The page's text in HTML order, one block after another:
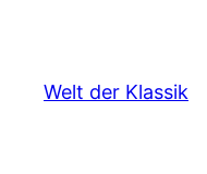
springen
Welt der Klassik